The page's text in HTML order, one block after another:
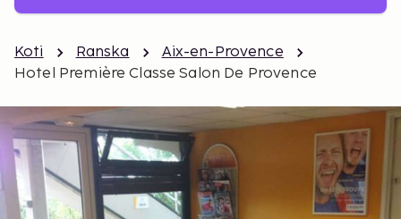
Koti Ranska
Aix-en-Provence
Hotel Première Classe Salon De Provence